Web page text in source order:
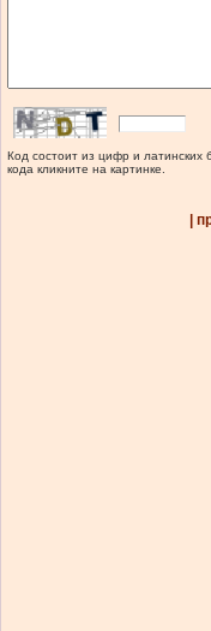
Код состоит из цифр и латинских
кода кликните на картинке.
|